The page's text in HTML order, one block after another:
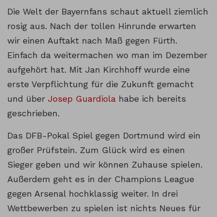
Die Welt der Bayernfans schaut aktuell ziemlich
rosig aus. Nach der tollen Hinrunde erwarten
wir einen Auftakt nach Maß gegen Fürth.
Einfach da weitermachen wo man im Dezember
aufgehört hat. Mit Jan Kirchhoff wurde eine
erste Verpflichtung für die Zukunft gemacht
und über Josep Guardiola habe ich bereits
geschrieben.
Das DFB-Pokal Spiel gegen Dortmund wird ein
großer Prüfstein. Zum Glück wird es einen
Sieger geben und wir können Zuhause spielen.
Außerdem geht es in der Champions League
gegen Arsenal hochklassig weiter. In drei
Wettbewerben zu spielen ist nichts Neues für